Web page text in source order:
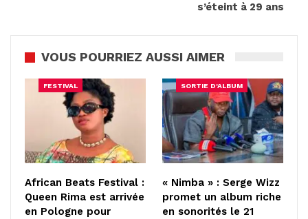
s’éteint à 29 ans
VOUS POURRIEZ AUSSI AIMER
FESTIVAL
African Beats Festival :
Queen Rima est arrivée
en Pologne pour
SORTIE D'ALBUM
« Nimba » : Serge Wizz
promet un album riche
en sonorités le 21